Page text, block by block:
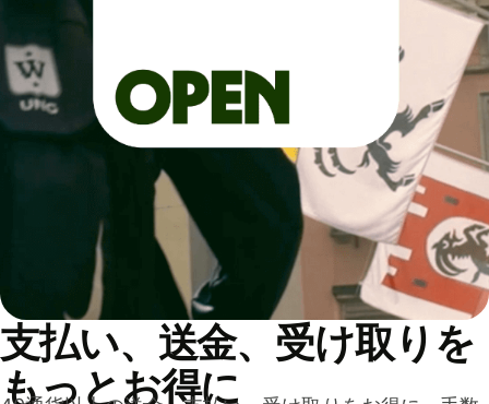
支払い、送金、受け取りを
もっとお得に